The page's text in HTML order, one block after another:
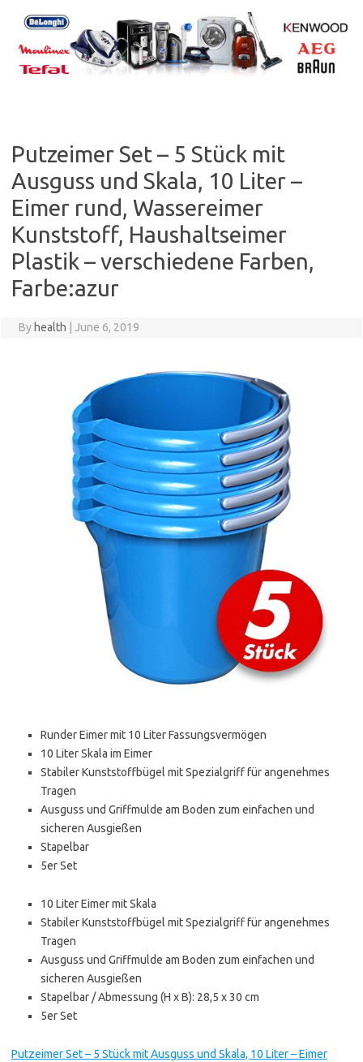
content
Putzeimer Set – 5 Stück mit
Ausguss und Skala, 10 Liter –
Eimer rund, Wassereimer
Kunststoff, Haushaltseimer
Plastik – verschiedene Farben,
Farbe:azur
By health June 6, 2019
Runder Eimer mit 10 Liter Fassungsvermögen
10 Liter Skala im Eimer
Stabiler Kunststoffbügel mit Spezialgriff für angenehmes
Tragen
Ausguss und Griffmulde am Boden zum einfachen und
sicheren Ausgießen
Stapelbar
5er Set
10 Liter Eimer mit Skala
Stabiler Kunststoffbügel mit Spezialgriff für angenehmes
Tragen
Ausguss und Griffmulde am Boden zum einfachen und
sicheren Ausgießen
Stapelbar / Abmessung (H x B): 28,5 x 30 cm
5er Set
Putzeimer Set – 5 Stück mit Ausguss und Skala, 10 Liter – Eimer